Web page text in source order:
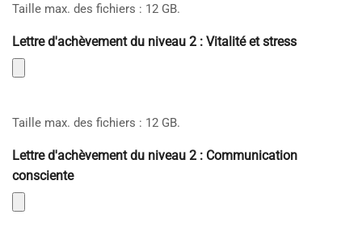
Taille max. des fichiers : 12 GB.
Lettre d'achèvement du niveau 2 : Vitalité et stress
Taille max. des fichiers : 12 GB.
Lettre d'achèvement du niveau 2 : Communication
consciente